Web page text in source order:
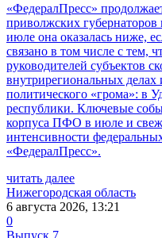
«ФедералПресс»
приволжских
июле она оказалась ниже,
связано в том числе с тем,
руководителей субъектов
внутрирегиональных
политического «грома»: в
республики. Ключевые
корпуса ПФО в июле и
интенсивности
«ФедералПресс».
читать далее
Нижегородская область
6 августа 2026, 13:21
0
Выпуск 7